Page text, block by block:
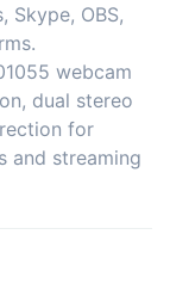
Skype, OBS,
webcam
dual stereo
for
and streaming